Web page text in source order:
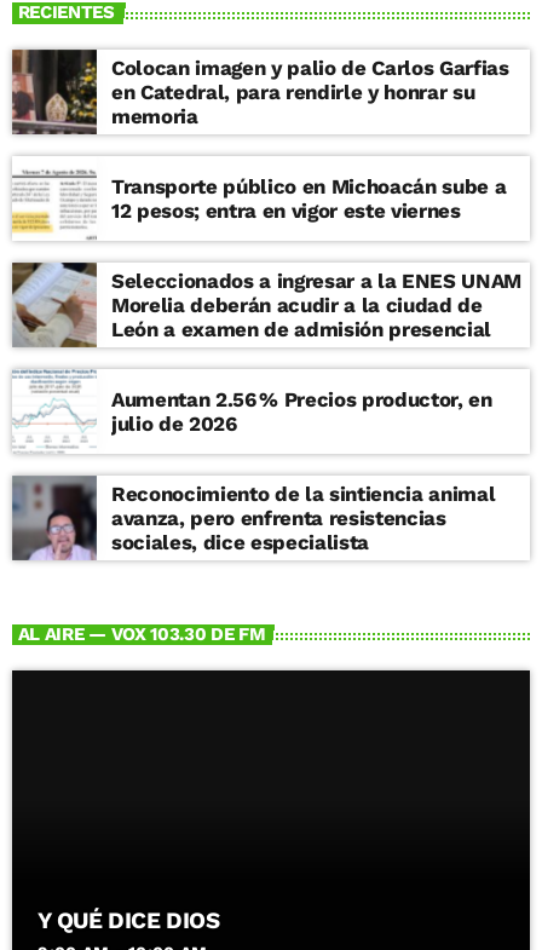
RECIENTES
Colocan imagen y palio de Carlos Garfias
en Catedral, para rendirle y honrar su
memoria
Transporte público en Michoacán sube a
12 pesos; entra en vigor este viernes
Seleccionados a ingresar a la ENES UNAM
Morelia deberán acudir a la ciudad de
León a examen de admisión presencial
Aumentan 2.56 % Precios productor, en
julio de 2026
Reconocimiento de la sintiencia animal
avanza, pero enfrenta resistencias
sociales, dice especialista
AL AIRE — VOX 103.30 DE FM
Y QUÉ DICE DIOS